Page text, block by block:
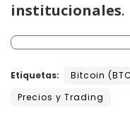
institucionales.
Etiquetas: Bitcoin
Precios y Trading